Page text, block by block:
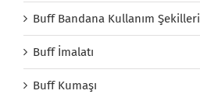
Buff Bandana Kullanım Şekilleri
Buff İmalatı
Buff Kumaşı